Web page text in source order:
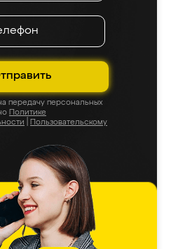
передачу персональных
Политике
Пользовательскому